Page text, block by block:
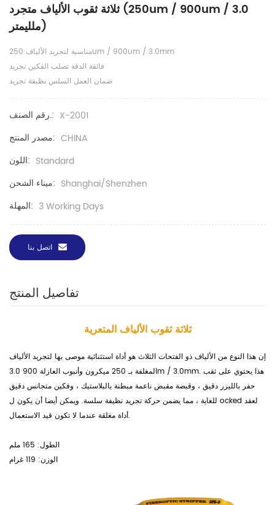
ثلاثة ثقوب الألياف متجرد (250um / 900um / 3.0
ملليمتر)
مناسبة لتجريد الألياف 250um / 900um / 3.0mm
فائقة الدقة تصلب الفكين تجريد
ضمان العمل السلس نظيفة تجريد
رقم الصنف.: X-2001
مصدر المنتج: CHINA
اللون: Standard
ميناء الشحن: Shanghai/Shenzhen
المهلة: 3 Working Days
اتصل بنا
تفاصيل المنتج
ثلاثة ثقوب الألياف المتعرية
إن هذا النوع من الألياف ذو الفتحات الثلاث هو أداة استثنائية موصى بها لتجريد الألياف
المغلفة بـ 250 ميكرون وأنبوب العازلة 900 3.0m / 3.0mm. هذا يحتوي على ثقب
حفر بالليزر دقيق ، وقبضة مقبض ناعمة مبطنة بالبلاستيك ، وفكين متجانس دقيق
للغاية ، مما يضمن حركة تجريد نظيفة سلسة. ويمكن أيضا أن يكون ل ocked لعقد
أداة مغلقة عندما لا تكون قيد الاستعمال.
الطول: 165 ملم
الوزن: 119 غرام